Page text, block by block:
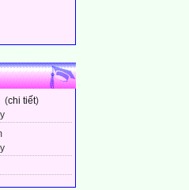
(chi tiết)